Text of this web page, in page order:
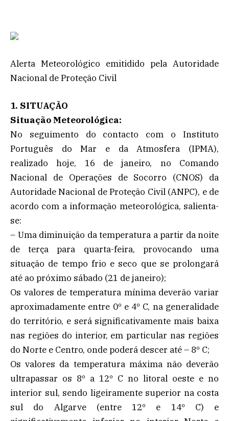
Alerta Meteorológico emitidido pela Autoridade
Nacional de Proteção Civil
1. SITUAÇÃO
Situação Meteorológica:
No seguimento do contacto com o Instituto
Português do Mar e da Atmosfera (IPMA),
realizado hoje, 16 de janeiro, no Comando
Nacional de Operações de Socorro (CNOS) da
Autoridade Nacional de Proteção Civil (ANPC), e de
acordo com a informação meteorológica, salienta-
se:
– Uma diminuição da temperatura a partir da noite
de terça para quarta-feira, provocando uma
situação de tempo frio e seco que se prolongará
até ao próximo sábado (21 de janeiro);
Os valores de temperatura mínima deverão variar
aproximadamente entre 0º e 4º C, na generalidade
do território, e será significativamente mais baixa
nas regiões do interior, em particular nas regiões
do Norte e Centro, onde poderá descer até – 8º C;
Os valores da temperatura máxima não deverão
ultrapassar os 8º a 12º C no litoral oeste e no
interior sul, sendo ligeiramente superior na costa
sul do Algarve (entre 12º e 14º C) e